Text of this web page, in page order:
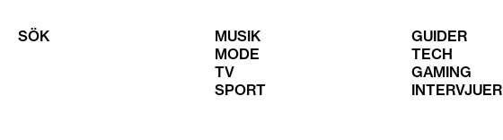
SÖK
MUSIK
MODE
TV
SPORT
GUIDER
TECH
GAMING
INTERVJUER